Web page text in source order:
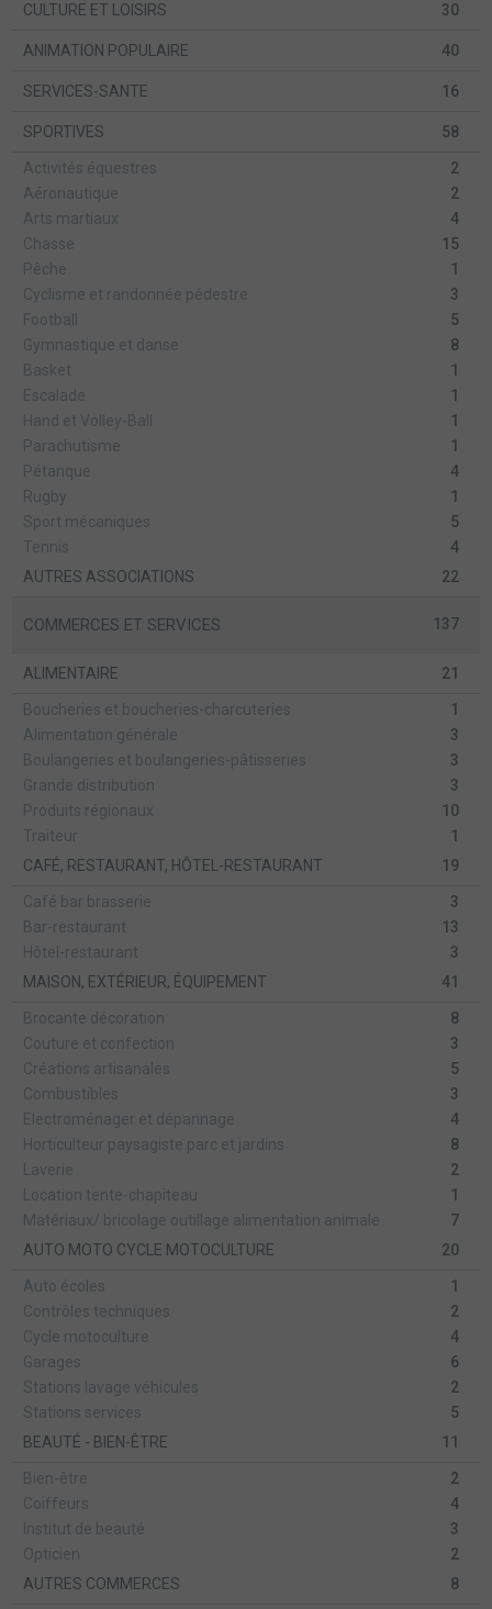
CULTURE ET LOISIRS 30
ANIMATION POPULAIRE 40
SERVICES-SANTE 16
SPORTIVES 58
Activités équestres
2
Aéronautique
2
Arts martiaux
4
Chasse
15
Pêche
1
Cyclisme et randonnée pédestre
3
Football
5
Gymnastique et danse
8
Basket
1
Escalade
1
Hand et Volley-Ball
1
Parachutisme
1
Pétanque
4
Rugby
1
Sport mécaniques
5
Tennis
4
AUTRES ASSOCIATIONS
22
COMMERCES ET SERVICES 137
ALIMENTAIRE 21
Boucheries et boucheries-charcuteries
1
Alimentation générale
3
Boulangeries et boulangeries-pâtisseries
3
Grande distribution
3
Produits régionaux
10
Traiteur
1
CAFÉ, RESTAURANT, HÔTEL-RESTAURANT
19
Café bar brasserie
3
Bar-restaurant
13
Hôtel-restaurant
3
MAISON, EXTÉRIEUR, ÉQUIPEMENT
41
Brocante décoration
8
Couture et confection
3
Créations artisanales
5
Combustibles
3
Electroménager et dépannage
4
Horticulteur paysagiste parc et jardins
8
Laverie
2
Location tente-chapiteau
1
Matériaux/ bricolage outillage alimentation animale
7
AUTO MOTO CYCLE MOTOCULTURE
20
Auto écoles
1
Contrôles techniques
2
Cycle motoculture
4
Garages
6
Stations lavage véhicules
2
Stations services
5
BEAUTÉ - BIEN-ÊTRE
11
Bien-être
2
Coiffeurs
4
Institut de beauté
3
Opticien
2
AUTRES COMMERCES
8